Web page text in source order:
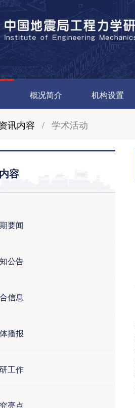
概况简介 机构设置
讯内容 / 学术活动
容
要闻
公告
信息
播报
工作
亮点